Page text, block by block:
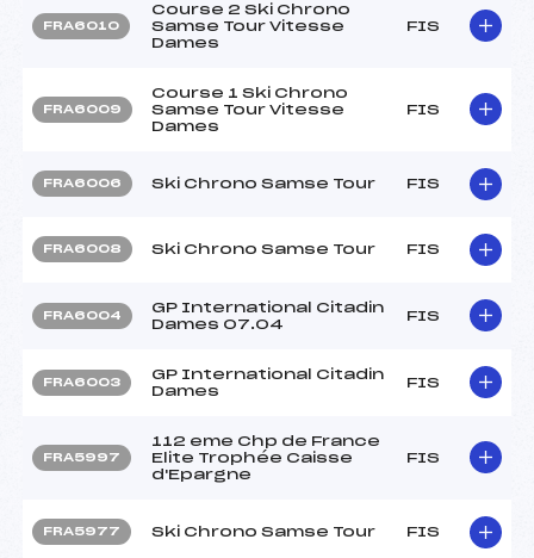
FRA6010
Course 2 Ski Chrono
Samse Tour Vitesse
Dames
FIS
FRA6009
Course 1 Ski Chrono
Samse Tour Vitesse
Dames
FIS
FRA6006 Ski Chrono Samse Tour FIS
FRA6008 Ski Chrono Samse Tour FIS
FRA6004
GP International Citadin
Dames 07.04
FIS
FRA6003
GP International Citadin
Dames
FIS
FRA5997
112 eme Chp de France
Elite Trophée Caisse
d'Epargne
FIS
FRA5977 Ski Chrono Samse Tour FIS